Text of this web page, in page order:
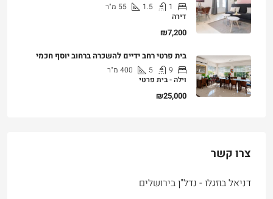
1
1.5
55 מ"ר
דירה
₪7,200
בית פרטי רחב ידיים להשכרה ברחוב יוסף חכמי
9
5
400 מ"ר
וילה - בית פרטי
₪25,000
צרו קשר
דניאל בוזגלו - נדל"ן בירושלים